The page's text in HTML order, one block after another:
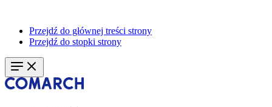
Przejdź do głównej treści strony
Przejdź do stopki strony